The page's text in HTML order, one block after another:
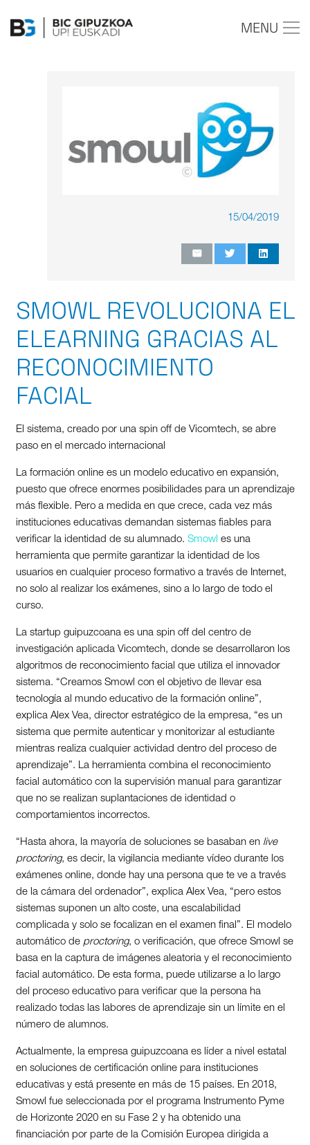
MENU
15/04/2019
SMOWL REVOLUCIONA EL
ELEARNING GRACIAS AL
RECONOCIMIENTO
FACIAL
El sistema, creado por una spin off de Vicomtech, se abre
paso en el mercado internacional
La formación online es un modelo educativo en expansión,
puesto que ofrece enormes posibilidades para un aprendizaje
más flexible. Pero a medida en que crece, cada vez más
instituciones educativas demandan sistemas fiables para
verificar la identidad de su alumnado. Smowl es una
herramienta que permite garantizar la identidad de los
usuarios en cualquier proceso formativo a través de Internet,
no solo al realizar los exámenes, sino a lo largo de todo el
curso.
La startup guipuzcoana es una spin off del centro de
investigación aplicada Vicomtech, donde se desarrollaron los
algoritmos de reconocimiento facial que utiliza el innovador
sistema. “Creamos Smowl con el objetivo de llevar esa
tecnología al mundo educativo de la formación online”,
explica Alex Vea, director estratégico de la empresa, “es un
sistema que permite autenticar y monitorizar al estudiante
mientras realiza cualquier actividad dentro del proceso de
aprendizaje”. La herramienta combina el reconocimiento
facial automático con la supervisión manual para garantizar
que no se realizan suplantaciones de identidad o
comportamientos incorrectos.
“Hasta ahora, la mayoría de soluciones se basaban en live
proctoring, es decir, la vigilancia mediante vídeo durante los
exámenes online, donde hay una persona que te ve a través
de la cámara del ordenador”, explica Alex Vea, “pero estos
sistemas suponen un alto coste, una escalabilidad
complicada y solo se focalizan en el examen final”. El modelo
automático de proctoring, o verificación, que ofrece Smowl se
basa en la captura de imágenes aleatoria y el reconocimiento
facial automático. De esta forma, puede utilizarse a lo largo
del proceso educativo para verificar que la persona ha
realizado todas las labores de aprendizaje sin un límite en el
número de alumnos.
Actualmente, la empresa guipuzcoana es líder a nivel estatal
en soluciones de certificación online para instituciones
educativas y está presente en más de 15 países. En 2018,
Smowl fue seleccionada por el programa Instrumento Pyme
de Horizonte 2020 en su Fase 2 y ha obtenido una
financiación por parte de la Comisión Europea dirigida a